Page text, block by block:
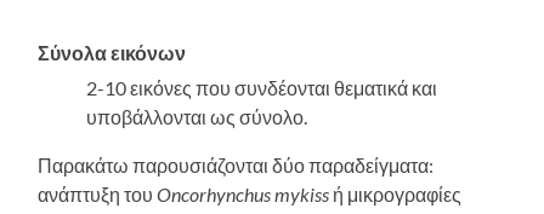
Σύνολα εικόνων
2-10 εικόνες που συνδέονται θεματικά και
υποβάλλονται ως σύνολο.
Παρακάτω παρουσιάζονται δύο παραδείγματα:
ανάπτυξη τουOncorhynchus mykiss ή μικρογραφίες